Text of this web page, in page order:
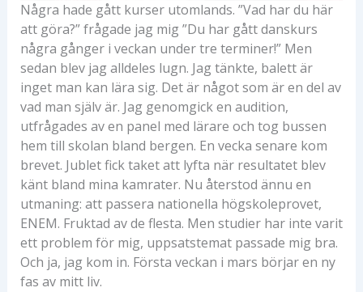
Några hade gått kurser utomlands. ”Vad har du här
att göra?” frågade jag mig ”Du har gått danskurs
några gånger i veckan under tre terminer!” Men
sedan blev jag alldeles lugn. Jag tänkte, balett är
inget man kan lära sig. Det är något som är en del av
vad man själv är. Jag genomgick en audition,
utfrågades av en panel med lärare och tog bussen
hem till skolan bland bergen. En vecka senare kom
brevet. Jublet fick taket att lyfta när resultatet blev
känt bland mina kamrater. Nu återstod ännu en
utmaning: att passera nationella högskoleprovet,
ENEM. Fruktad av de flesta. Men studier har inte varit
ett problem för mig, uppsatstemat passade mig bra.
Och ja, jag kom in. Första veckan i mars börjar en ny
fas av mitt liv.